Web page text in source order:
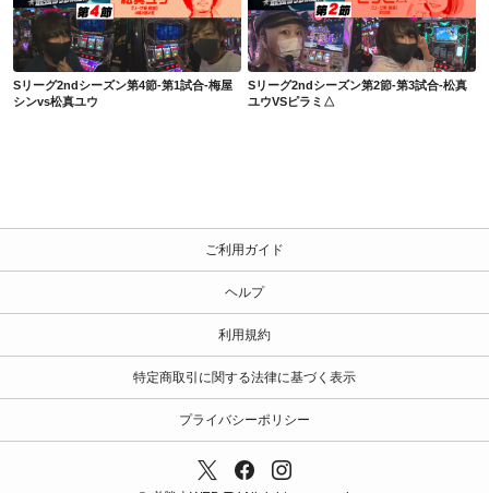
Sリーグ2ndシーズン第4節-第1試合-梅屋シンvs松真ユウ
Sリーグ2ndシーズン第4節-第1試合-梅屋
シンvs松真ユウ
Sリーグ2ndシーズン第2節-第3試合-松真ユウVSピラミ△
Sリーグ2ndシーズン第2節-第3試合-松真
ユウVSピラミ△
ご利用ガイド
ヘルプ
利用規約
特定商取引に関する法律に基づく表示
プライバシーポリシー